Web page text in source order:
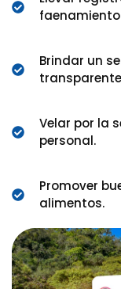
Brindar un
Velar por la
personal.
Promover
alimentos.